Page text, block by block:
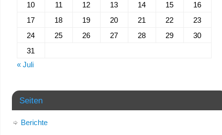
10
11 12 13 14 15
16
17
18 19 20 21 22
23
24
25 26 27 28 29
30
31
« Juli
Seiten
Berichte